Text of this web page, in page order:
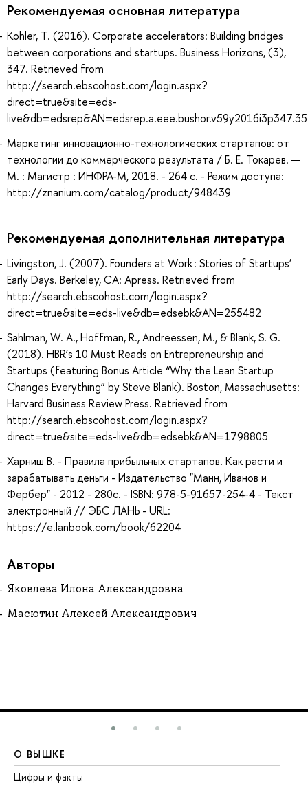
Рекомендуемая основная литература
Kohler, T. (2016). Corporate accelerators: Building bridges
between corporations and startups. Business Horizons, (3),
347. Retrieved from
http://search.ebscohost.com/login.aspx?
direct=true&site=eds-
Маркетинг инновационно-технологических стартапов: от
технологии до коммерческого результата / Б. Е. Токарев. —
М. : Магистр : ИНФРА-М, 2018. - 264 с. - Режим доступа:
http://znanium.com/catalog/product/948439
Рекомендуемая дополнительная литература
Livingston, J. (2007). Founders at Work : Stories of Startups’
Early Days. Berkeley, CA: Apress. Retrieved from
http://search.ebscohost.com/login.aspx?
direct=true&site=eds-live&db=edsebk&AN=255482
Sahlman, W. A., Hoffman, R., Andreessen, M., & Blank, S. G.
(2018). HBR’s 10 Must Reads on Entrepreneurship and
Startups (featuring Bonus Article “Why the Lean Startup
Changes Everything” by Steve Blank). Boston, Massachusetts:
Harvard Business Review Press. Retrieved from
http://search.ebscohost.com/login.aspx?
direct=true&site=eds-live&db=edsebk&AN=1798805
Харниш В. - Правила прибыльных стартапов. Как расти и
зарабатывать деньги - Издательство "Манн, Иванов и
Фербер" - 2012 - 280с. - ISBN: 978-5-91657-254-4 - Текст
электронный // ЭБС ЛАНЬ - URL:
https://e.lanbook.com/book/62204
Авторы
Яковлева Илона Александровна
Масютин Алексей Александрович
О ВЫШКЕ
Цифры и факты